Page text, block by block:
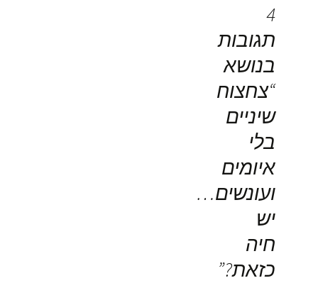
4
תגובות
בנושא
“צחצוח
שיניים
בלי
איומים
ועונשים…
יש
חיה
כזאת?”